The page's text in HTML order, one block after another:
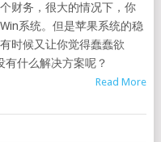
财务，很大的情况下，你
系统。但是苹果系统的稳
时候又让你觉得蠢蠢欲
什么解决方案呢？
Read More